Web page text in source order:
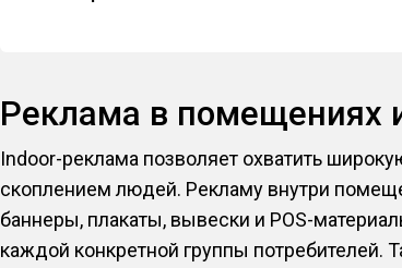
Реклама в помещениях
Indoor-реклама позволяет охватить
скоплением людей. Рекламу внутри
баннеры, плакаты, вывески и POS-
каждой конкретной группы потребителей.